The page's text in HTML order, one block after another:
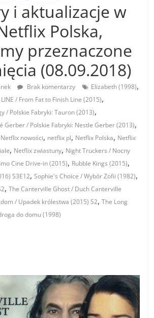
i aktualizacje w
Polska,
przeznaczone
(08.09.2018)
Brak komentarzy Elizabeth (1998),
LINE / From Fat to Finish Line (2015),
/ Polskie Fabryki: Tauron (2013),
Gerber / Polskie Fabryki: Nestle Gerber (2013),
Netflix nowości, netflix pl, Netflix Polska, Netflix
, Netflix zwiastuny, Night Truckers / Nocny
Cine Drive-in (2015), Rubble Kings (2015),
S3E12,Sophie's Choice / Wybór Zofii (1982),
,The Canterville Ghost / Duch Canterville
/ Upadek królestwa (2015) S2,The Long
do domu (1998)